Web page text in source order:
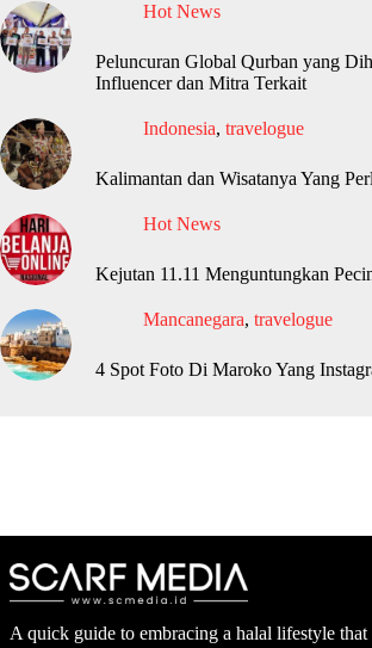
Hot News
Peluncuran Global Qurban yang
Influencer dan Mitra Terkait
Indonesia, travelogue
Kalimantan dan Wisatanya Yang
Hot News
Kejutan 11.11 Menguntungkan
Mancanegara, travelogue
4 Spot Foto Di Maroko Yang
A quick guide to embracing a halal lifestyle